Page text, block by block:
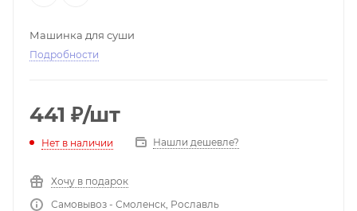
Машинка для суши
Подробности
441 ₽/шт
Нет в наличии Нашли дешевле?
Хочу в подарок
Самовывоз - Смоленск, Рославль